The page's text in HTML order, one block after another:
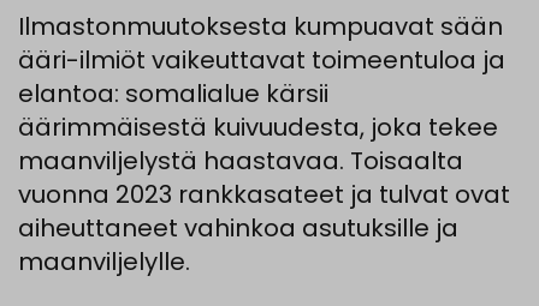
Ilmastonmuutoksesta kumpuavat sään
ääri-ilmiöt vaikeuttavat toimeentuloa ja
elantoa: somalialue kärsii
äärimmäisestä kuivuudesta, joka tekee
maanviljelystä haastavaa. Toisaalta
vuonna 2023 rankkasateet ja tulvat ovat
aiheuttaneet vahinkoa asutuksille ja
maanviljelylle.